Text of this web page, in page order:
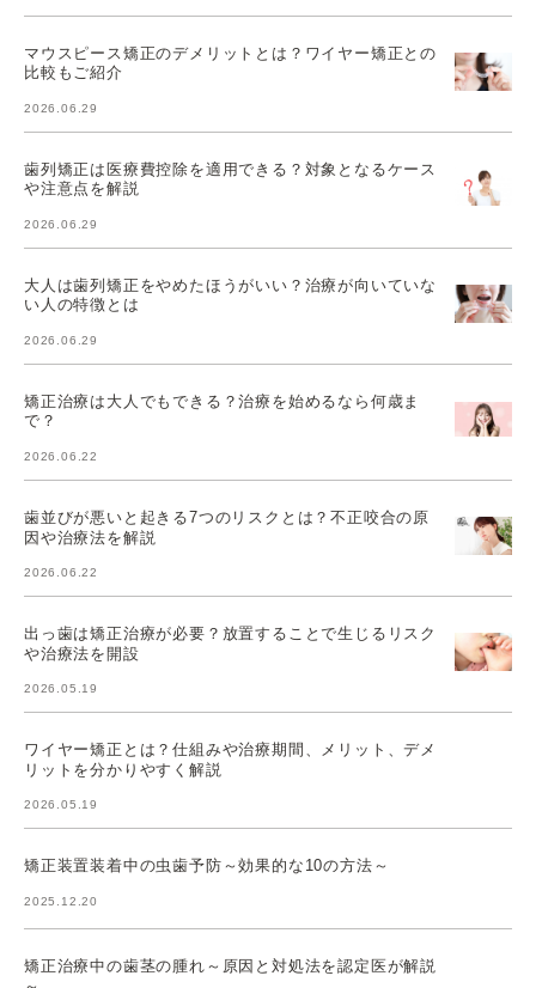
マウスピース矯正のデメリットとは？ワイヤー矯正との
比較もご紹介
2026.06.29
歯列矯正は医療費控除を適用できる？対象となるケース
や注意点を解説
2026.06.29
大人は歯列矯正をやめたほうがいい？治療が向いていな
い人の特徴とは
2026.06.29
矯正治療は大人でもできる？治療を始めるなら何歳ま
で？
2026.06.22
歯並びが悪いと起きる7つのリスクとは？不正咬合の原
因や治療法を解説
2026.06.22
出っ歯は矯正治療が必要？放置することで生じるリスク
や治療法を開設
2026.05.19
ワイヤー矯正とは？仕組みや治療期間、メリット、デメ
リットを分かりやすく解説
2026.05.19
矯正装置装着中の虫歯予防～効果的な10の方法～
2025.12.20
矯正治療中の歯茎の腫れ～原因と対処法を認定医が解説